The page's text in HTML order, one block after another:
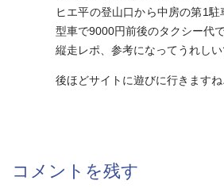
ヒエ平の登山口から中房の第1
型車で9000円前後のタクシー代で
縦走レポ、参考になってうれしい
後ほどサイトに遊びに行きますね
コメントを残す